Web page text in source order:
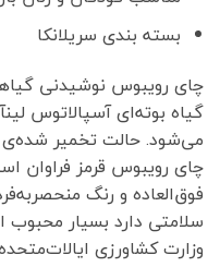
بسته بندی سریلانکا
چای رویبوس نوشیدنی
گیاه بوته‌ای آسپالاتوس
می‌شود. حالت تخمیر
چای رویبوس قرمز
فوق‌العاده و رنگ
سلامتی دارد بسیار
وزارت کشاورزی